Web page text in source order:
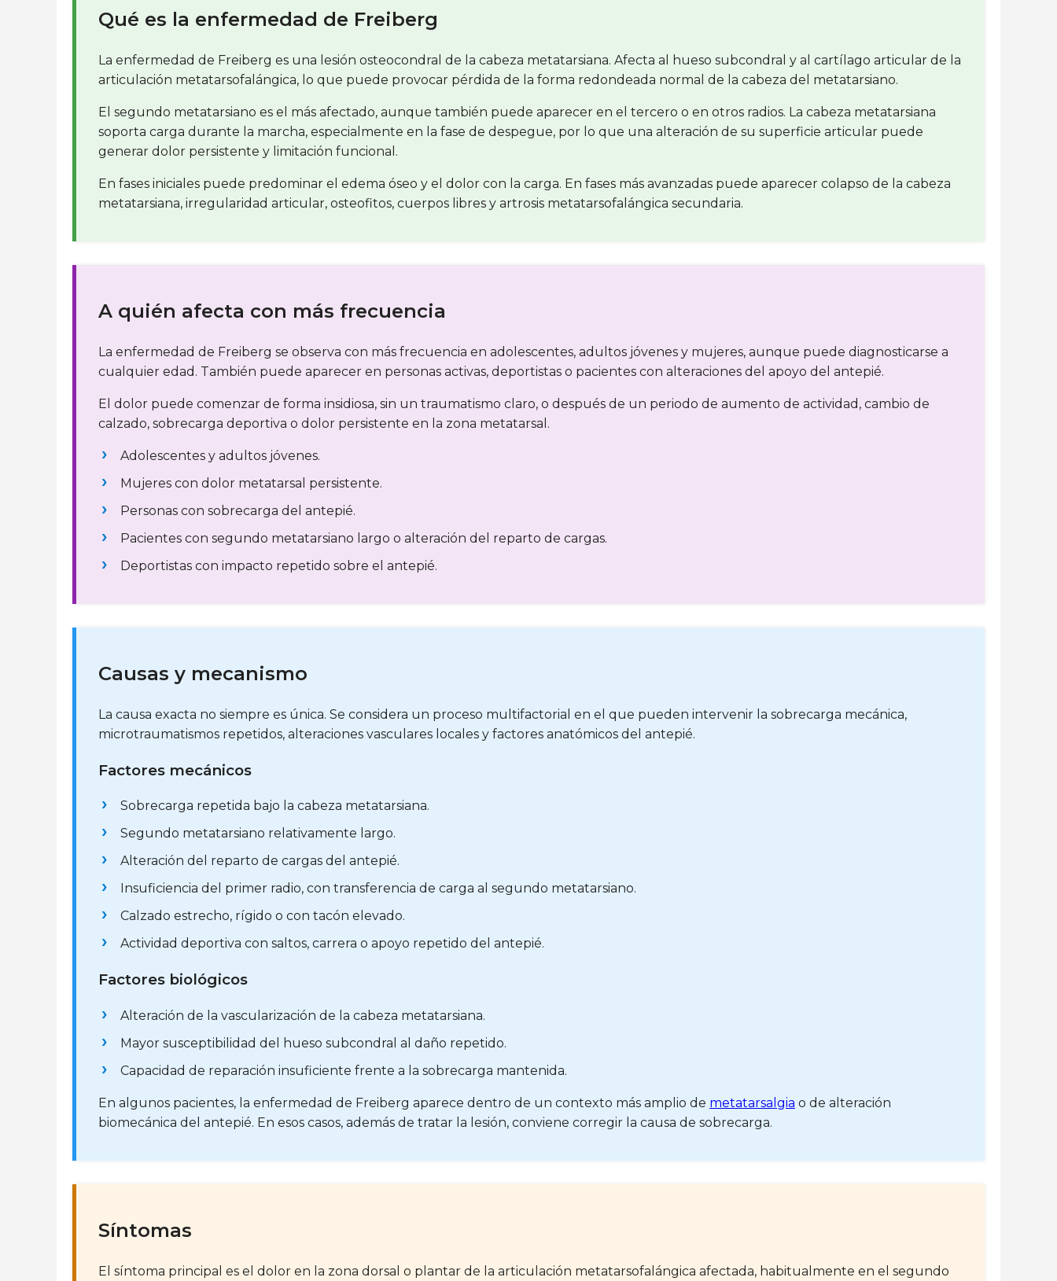
Qué es la enfermedad de Freiberg
La enfermedad de Freiberg es una lesión osteocondral de la cabeza metatarsiana. Afecta al hueso subcondral y al cartílago articular de la
articulación metatarsofalángica, lo que puede provocar pérdida de la forma redondeada normal de la cabeza del metatarsiano.
El segundo metatarsiano es el más afectado, aunque también puede aparecer en el tercero o en otros radios. La cabeza metatarsiana
soporta carga durante la marcha, especialmente en la fase de despegue, por lo que una alteración de su superficie articular puede
generar dolor persistente y limitación funcional.
En fases iniciales puede predominar el edema óseo y el dolor con la carga. En fases más avanzadas puede aparecer colapso de la cabeza
metatarsiana, irregularidad articular, osteofitos, cuerpos libres y artrosis metatarsofalángica secundaria.
A quién afecta con más frecuencia
La enfermedad de Freiberg se observa con más frecuencia en adolescentes, adultos jóvenes y mujeres, aunque puede diagnosticarse a
cualquier edad. También puede aparecer en personas activas, deportistas o pacientes con alteraciones del apoyo del antepié.
El dolor puede comenzar de forma insidiosa, sin un traumatismo claro, o después de un periodo de aumento de actividad, cambio de
calzado, sobrecarga deportiva o dolor persistente en la zona metatarsal.
Adolescentes y adultos jóvenes.
Mujeres con dolor metatarsal persistente.
Personas con sobrecarga del antepié.
Pacientes con segundo metatarsiano largo o alteración del reparto de cargas.
Deportistas con impacto repetido sobre el antepié.
Causas y mecanismo
La causa exacta no siempre es única. Se considera un proceso multifactorial en el que pueden intervenir la sobrecarga mecánica,
microtraumatismos repetidos, alteraciones vasculares locales y factores anatómicos del antepié.
Factores mecánicos
Sobrecarga repetida bajo la cabeza metatarsiana.
Segundo metatarsiano relativamente largo.
Alteración del reparto de cargas del antepié.
Insuficiencia del primer radio, con transferencia de carga al segundo metatarsiano.
Calzado estrecho, rígido o con tacón elevado.
Actividad deportiva con saltos, carrera o apoyo repetido del antepié.
Factores biológicos
Alteración de la vascularización de la cabeza metatarsiana.
Mayor susceptibilidad del hueso subcondral al daño repetido.
Capacidad de reparación insuficiente frente a la sobrecarga mantenida.
En algunos pacientes, la enfermedad de Freiberg aparece dentro de un contexto más amplio de metatarsalgia o de alteración
biomecánica del antepié. En esos casos, además de tratar la lesión, conviene corregir la causa de sobrecarga.
Síntomas
El síntoma principal es el dolor en la zona dorsal o plantar de la articulación metatarsofalángica afectada, habitualmente en el segundo